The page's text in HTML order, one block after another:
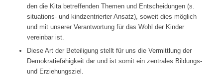
den die Kita betreffenden Themen und Entscheidungen (s.
situations- und kindzentrierter Ansatz), soweit dies möglich
und mit unserer Verantwortung für das Wohl der Kinder
vereinbar ist.
Diese Art der Beteiligung stellt für uns die Vermittlung der
Demokratiefähigkeit dar und ist somit ein zentrales Bildungs-
und Erziehungsziel.